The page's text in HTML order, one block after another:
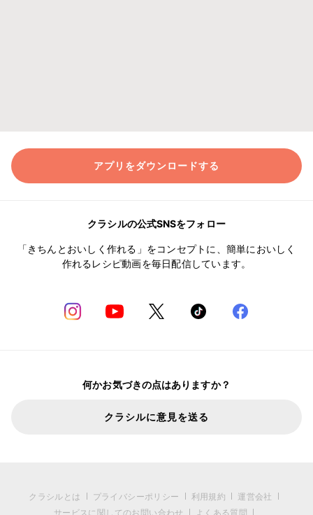
アプリをダウンロードする
クラシルの公式SNSをフォロー
「きちんとおいしく作れる」をコンセプトに、簡単においしく
作れるレシピ動画を毎日配信しています。
何かお気づきの点はありますか？
クラシルに意見を送る
クラシルとは プライバシーポリシー 利用規約
運営会社
サービスに関してのお問い合わせ
よくある質問